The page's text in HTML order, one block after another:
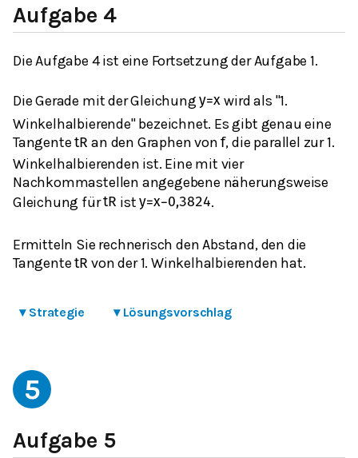
Aufgabe 4
Die Aufgabe 4 ist eine Fortsetzung der Aufgabe 1.
Die Gerade mit der Gleichungy=x wird als "1.
Winkelhalbierende" bezeichnet. Es gibt genau eine
TangentetR an den Graphen vonf, die parallel zur 1.
Winkelhalbierenden ist. Eine mit vier
Nachkommastellen angegebene näherungsweise
Gleichung fürtR isty=x−0,3824.
Ermitteln Sie rechnerisch den Abstand, den die
TangentetR von der 1. Winkelhalbierenden hat.
▾ Strategie ▾ Lösungsvorschlag
5
Aufgabe 5